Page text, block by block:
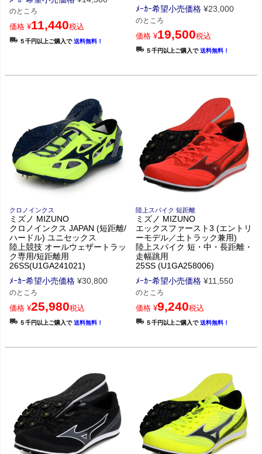
のところ
価格 ¥11,440税込
５千円以上ご購入で送料無料！
ﾒｰｶｰ希望小売価格 ¥23,000
のところ
価格 ¥19,500税込
５千円以上ご購入で送料無料！
クロノインクス
ミズノ MIZUNO
クロノインクス JAPAN (短距離/
ハードル) ユニセックス
陸上競技 オールウェザートラッ
ク専用/短距離用
26SS(U1GA241021)
ﾒｰｶｰ希望小売価格 ¥30,800
のところ
価格 ¥25,980税込
５千円以上ご購入で送料無料！
陸上スパイク 短距離
ミズノ MIZUNO
エックスファースト3 (エントリ
ーモデル／土トラック兼用)
陸上スパイク 短・中・長距離・
走幅跳用
25SS (U1GA258006)
ﾒｰｶｰ希望小売価格 ¥11,550
のところ
価格 ¥9,240税込
５千円以上ご購入で送料無料！